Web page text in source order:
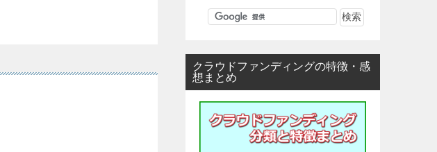
クラウドファンディングの特徴・感
想まとめ